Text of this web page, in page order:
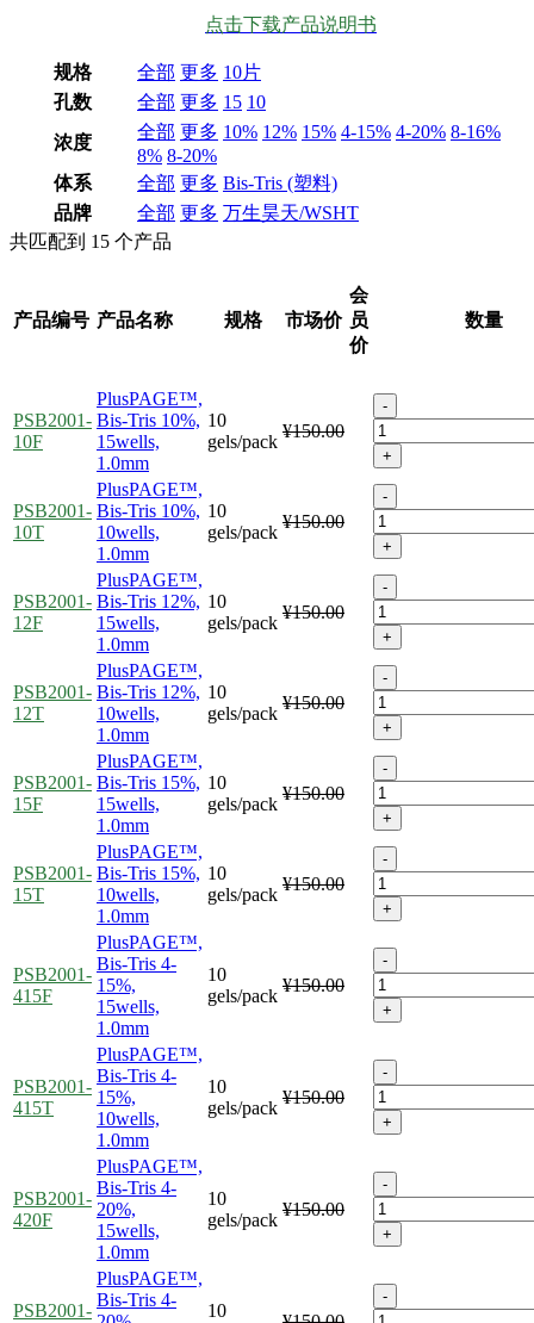
点击下载产品说明书
规格 全部 更多 10片
孔数
全部 更多 15 10
浓度
全部 更多 10% 12% 15% 4-15% 4-20% 8-16%
8% 8-20%
体系
全部 更多 Bis-Tris (塑料)
品牌
全部 更多 万生昊天/WSHT
共匹配到 15 个产品
产品编号 产品名称 规格 市场价
会
员
价
数量
PSB2001-
10F
PlusPAGE™,
Bis-Tris 10%,
15wells,
1.0mm
10
gels/pack
¥150.00
-
+
PSB2001-
10T
PlusPAGE™,
Bis-Tris 10%,
10wells,
1.0mm
10
gels/pack
¥150.00
-
+
PSB2001-
12F
PlusPAGE™,
Bis-Tris 12%,
15wells,
1.0mm
10
gels/pack
¥150.00
-
+
PSB2001-
12T
PlusPAGE™,
Bis-Tris 12%,
10wells,
1.0mm
10
gels/pack
¥150.00
-
+
PSB2001-
15F
PlusPAGE™,
Bis-Tris 15%,
15wells,
1.0mm
10
gels/pack
¥150.00
-
+
PSB2001-
15T
PlusPAGE™,
Bis-Tris 15%,
10wells,
1.0mm
10
gels/pack
¥150.00
-
+
PSB2001-
415F
PlusPAGE™,
Bis-Tris 4-
15%,
15wells,
1.0mm
10
gels/pack
¥150.00
-
+
PSB2001-
415T
PlusPAGE™,
Bis-Tris 4-
15%,
10wells,
1.0mm
10
gels/pack
¥150.00
-
+
PSB2001-
420F
PlusPAGE™,
Bis-Tris 4-
20%,
15wells,
1.0mm
10
gels/pack
¥150.00
-
+
PSB2001-
PlusPAGE™,
Bis-Tris 4-
10
-